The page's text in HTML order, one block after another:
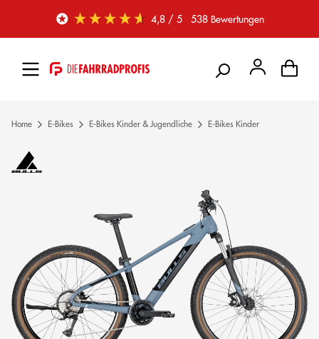
Zum Hauptinhalt springen 4,8/ 5 538 Bewertungen
Home E-Bikes E-Bikes Kinder & Jugendliche E-Bikes Kinder